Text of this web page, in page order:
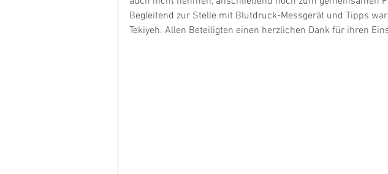
Begleitend zur Stelle mit Blutdruck-Messgerät und Tipps war
Tekiyeh. Allen Beteiligten einen herzlichen Dank für ihren